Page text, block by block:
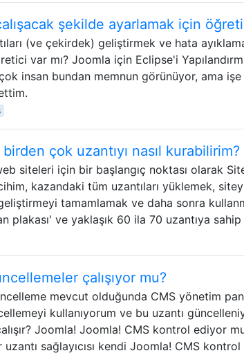
şekilde ayarlamak için
(ve çekirdek) geliştirmek ve hata
var mı? Joomla için Eclipse'i
insan bundan memnun görünüyor, ama
çok uzantıyı nasıl
siteleri için bir başlangıç ​​noktası olarak
kazandaki tüm uzantıları yüklemek,
tamamlamak ve daha sonra
plakası' ve yaklaşık 60 ila 70 uzantıya
çalışıyor mu?
mevcut olduğunda CMS yönetim
kullanıyorum ve bu uzantı
Joomla! Joomla! CMS kontrol ediyor
sağlayıcısı kendi Joomla! CMS